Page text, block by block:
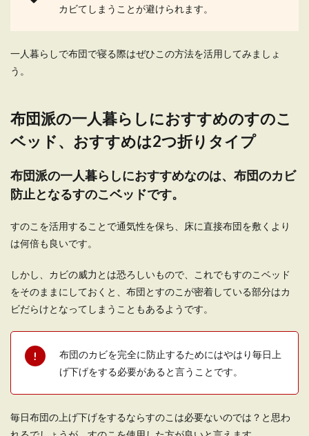
一人暮らしの部屋が和室で畳だから、おしゃれな
い、1Kならどんなものが良いか
一人暮らしを始める時にまず揃えたいのがインテ
良いよ...
一人暮らしの部屋をおしゃれにしたい
「一人暮らしの部屋を少しでもおしゃれにした
い。」そう思っても何から始めたらいいのかわか
らない女性も多...
一人暮らしの狭い部屋に置きたい机や
テーブルの選び方
しまいます。中でも、場所を取りがちな机やテー
カビてしまうことが避けられます。
一人暮らしで布団で寝る際はぜひこの方法を活用してみましょ
う。
布団派の一人暮らしにおすすめのすのこ
ベッド、おすすめは2つ折りタイプ
布団派の一人暮らしにおすすめなのは、布団のカビ
防止となるすのこベッドです。
すのこを活用することで通気性を保ち、床に直接布団を敷くより
は何倍も良いです。
しかし、カビの威力とは恐ろしいもので、これでもすのこベッド
をそのままにしておくと、布団とすのこが密着している部分はカ
ビだらけとなってしまうこともあるようです。
布団のカビを完全に防止するためにはやはり毎日上
げ下げをする必要があると言うことです。
毎日布団の上げ下げをするならすのこは必要ないのでは？と思わ